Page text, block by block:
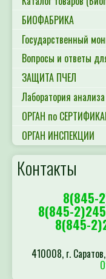
БИОФАБРИКА
Государственный
Вопросы и ответы
ЗАЩИТА ПЧЕЛ
Лаборатория
ОРГАН по
ОРГАН ИНСПЕКЦИИ
Контакты
8(845-
8(845-
8(845-
410008, г.